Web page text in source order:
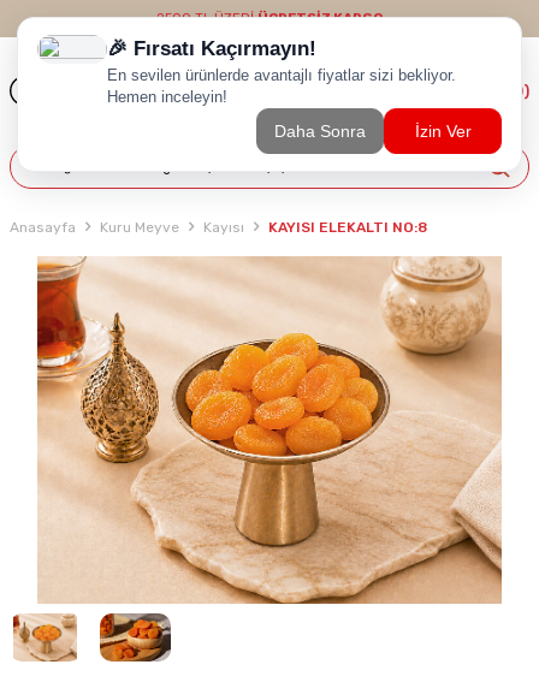
2500 TL ÜZERİÜCRETSİZ KARGO
0)
Anasayfa Kuru Meyve Kayısı KAYISI ELEKALTI NO:8